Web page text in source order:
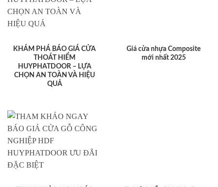
KHÁM PHÁ BÁO GIÁ CỬA
THOÁT HIỂM
HUYPHATDOOR – LỰA
CHỌN AN TOÀN VÀ HIỆU
QUẢ
Giá cửa nhựa Composite
mới nhất 2025